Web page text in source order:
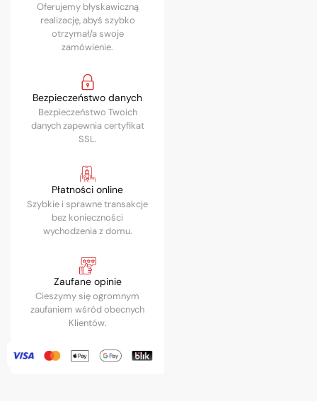
Oferujemy błyskawiczną
realizację, abyś szybko
otrzymał/a swoje
zamówienie.
Bezpieczeństwo danych
Bezpieczeństwo Twoich
danych zapewnia certyfikat
SSL.
Płatności online
Szybkie i sprawne transakcje
bez konieczności
wychodzenia z domu.
Zaufane opinie
Cieszymy się ogromnym
zaufaniem wśród obecnych
Klientów.